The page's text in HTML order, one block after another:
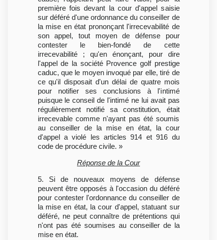
première fois devant la cour d'appel saisie
sur déféré d'une ordonnance du conseiller de
la mise en état prononçant l'irrecevabilité de
son appel, tout moyen de défense pour
contester le bien-fondé de cette
irrecevabilité ; qu'en énonçant, pour dire
l'appel de la société Provence golf prestige
caduc, que le moyen invoqué par elle, tiré de
ce qu'il disposait d'un délai de quatre mois
pour notifier ses conclusions à l'intimé
puisque le conseil de l'intimé ne lui avait pas
régulièrement notifié sa constitution, était
irrecevable comme n'ayant pas été soumis
au conseiller de la mise en état, la cour
d'appel a violé les articles 914 et 916 du
code de procédure civile. »
Réponse de la Cour
5. Si de nouveaux moyens de défense
peuvent être opposés à l'occasion du déféré
pour contester l'ordonnance du conseiller de
la mise en état, la cour d'appel, statuant sur
déféré, ne peut connaître de prétentions qui
n'ont pas été soumises au conseiller de la
mise en état.